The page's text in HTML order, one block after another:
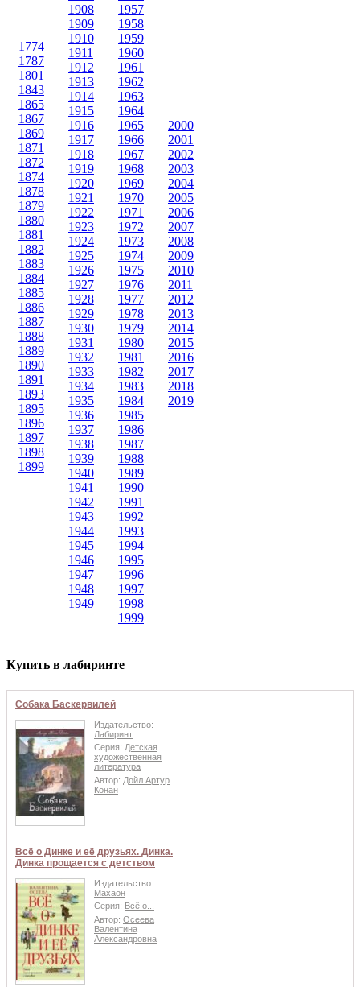
1774
1787
1801
1843
1865
1867
1869
1871
1872
1874
1878
1879
1880
1881
1882
1883
1884
1885
1886
1887
1888
1889
1890
1891
1893
1895
1896
1897
1898
1899
1908
1909
1910
1911
1912
1913
1914
1915
1916
1917
1918
1919
1920
1921
1922
1923
1924
1925
1926
1927
1928
1929
1930
1931
1932
1933
1934
1935
1936
1937
1938
1939
1940
1941
1942
1943
1944
1945
1946
1947
1948
1949
1957
1958
1959
1960
1961
1962
1963
1964
1965
1966
1967
1968
1969
1970
1971
1972
1973
1974
1975
1976
1977
1978
1979
1980
1981
1982
1983
1984
1985
1986
1987
1988
1989
1990
1991
1992
1993
1994
1995
1996
1997
1998
1999
2000
2001
2002
2003
2004
2005
2006
2007
2008
2009
2010
2011
2012
2013
2014
2015
2016
2017
2018
2019
Купить в лабиринте
Собака Баскервилей
Издательство:
Лабиринт
Серия: Детская
художественная
литература
Автор: Дойл Артур
Конан
Всё о Динке и её друзьях. Динка.
Динка прощается с детством
Издательство:
Махаон
Серия: Всё о...
Автор: Осеева
Валентина
Александровна